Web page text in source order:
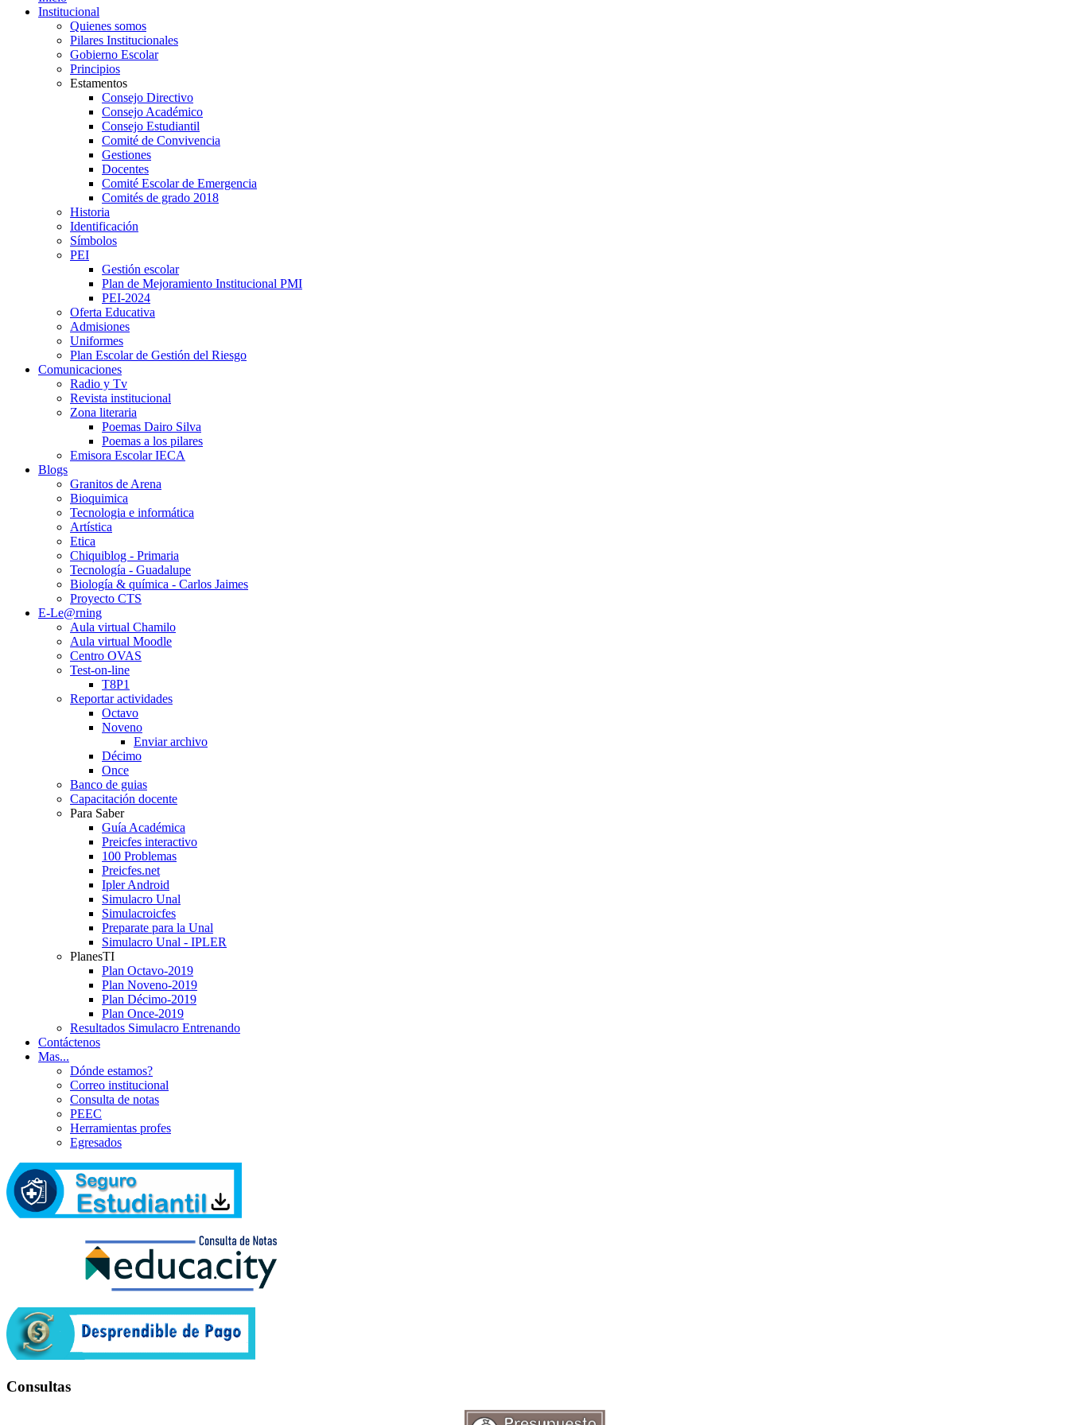
Institucional
Quienes somos
Pilares Institucionales
Gobierno Escolar
Principios
Estamentos
Consejo Directivo
Consejo Académico
Consejo Estudiantil
Comité de Convivencia
Gestiones
Docentes
Comité Escolar de Emergencia
Comités de grado 2018
Historia
Identificación
Símbolos
PEI
Gestión escolar
Plan de Mejoramiento Institucional PMI
PEI-2024
Oferta Educativa
Admisiones
Uniformes
Plan Escolar de Gestión del Riesgo
Comunicaciones
Radio y Tv
Revista institucional
Zona literaria
Poemas Dairo Silva
Poemas a los pilares
Emisora Escolar IECA
Blogs
Granitos de Arena
Bioquimica
Tecnologia e informática
Artística
Etica
Chiquiblog - Primaria
Tecnología - Guadalupe
Biología & química - Carlos Jaimes
Proyecto CTS
E-Le@rning
Aula virtual Chamilo
Aula virtual Moodle
Centro OVAS
Test-on-line
T8P1
Reportar actividades
Octavo
Noveno
Enviar archivo
Décimo
Once
Banco de guias
Capacitación docente
Para Saber
Guía Académica
Preicfes interactivo
100 Problemas
Preicfes.net
Ipler Android
Simulacro Unal
Simulacroicfes
Preparate para la Unal
Simulacro Unal - IPLER
PlanesTI
Plan Octavo-2019
Plan Noveno-2019
Plan Décimo-2019
Plan Once-2019
Resultados Simulacro Entrenando
Contáctenos
Mas...
Dónde estamos?
Correo institucional
Consulta de notas
PEEC
Herramientas profes
Egresados
Consultas